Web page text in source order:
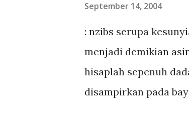
September 14, 2004
: nzibs serupa
menjadi demikian
hisaplah sepenuh
disampirkan pada